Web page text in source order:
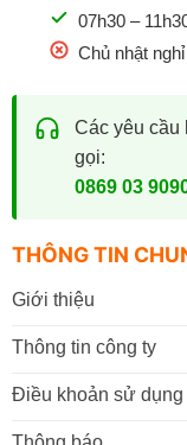
07h30 –
Chủ nhật nghỉ
Các yêu cầu
gọi:
0869 03
THÔNG TIN
Giới thiệu
Thông tin công ty
Điều khoản sử dụng